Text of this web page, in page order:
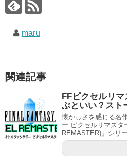
maru
関連記事
FFピクセルリ
ぶといい？スト
懐かしさを感じる名
ー ピクセルリマスタ
REMASTER)」シリ